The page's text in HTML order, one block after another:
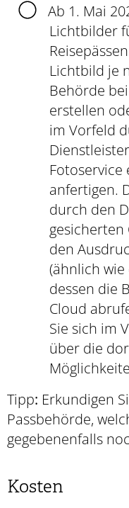
Ab 1. Mai
Lichtbilder
Lichtbild je
Behörde
erstellen
im Vorfeld
Fotoservice
anfertigen.
durch den
gesicherten
den
(ähnlich wie
dessen die
Cloud
Sie sich im
über die
Tipp: Erkundigen
Passbehörde,
gegebenenfalls
Kosten